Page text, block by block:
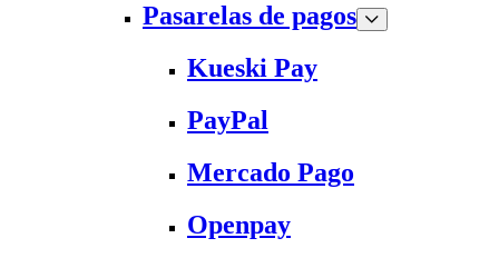
Pasarelas de pagos
Kueski Pay
PayPal
Mercado Pago
Openpay